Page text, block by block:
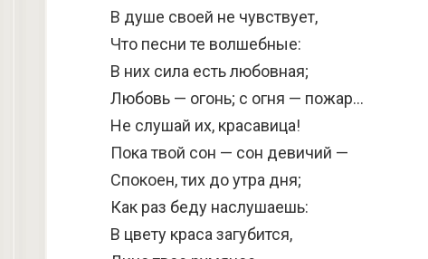
В душе своей не чувствует,
Что песни те волшебные:
В них сила есть любовная;
Любовь — огонь; с огня — пожар…
Не слушай их, красавица!
Пока твой сон — сон девичий —
Спокоен, тих до утра дня;
Как раз беду наслушаешь:
В цвету краса загубится,